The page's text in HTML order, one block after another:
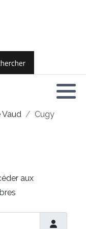
Vaud Cugy
aux